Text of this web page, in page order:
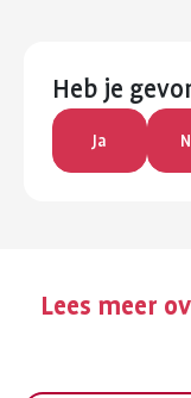
Heb je
Ja
Lees meer